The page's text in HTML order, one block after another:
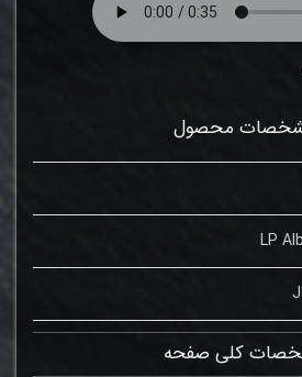
محصول
LP
کلی صفحه